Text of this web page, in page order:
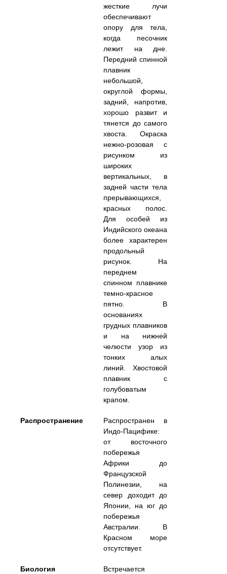
жесткие лучи
обеспечивают
опору для тела,
когда песочник
лежит на дне.
Передний спинной
плавник
небольшой,
округлой формы,
задний, напротив,
хорошо развит и
тянется до самого
хвоста. Окраска
нежно-розовая с
рисунком из
широких
вертикальных, в
задней части тела
прерывающихся,
красных полос.
Для особей из
Индийского океана
более характерен
продольный
рисунок. На
переднем
спинном плавнике
темно-красное
пятно. В
основаниях
грудных плавников
и на нижней
челюсти узор из
тонких алых
линий. Хвостовой
плавник с
голубоватым
крапом.
Распространение
Распространен в
Индо-Пацифике:
от восточного
побережья
Африки до
Французской
Полинезии, на
север доходит до
Японии, на юг до
побережья
Австралии. В
Красном море
отсутствует.
Биология Встречается